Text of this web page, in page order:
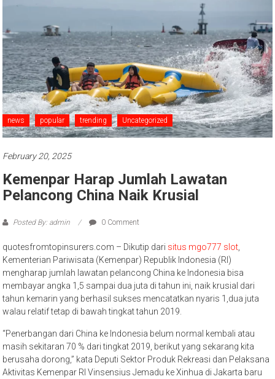
news popular trending Uncategorized
February 20, 2025
Kemenpar Harap Jumlah Lawatan
Pelancong China Naik Krusial
Posted By: admin 0 Comment
quotesfromtopinsurers.com – Dikutip dari situs mgo777 slot
Kementerian Pariwisata (Kemenpar) Republik Indonesia (RI)
mengharap jumlah lawatan pelancong China ke Indonesia bisa
membayar angka 1,5 sampai dua juta di tahun ini, naik krusial dari
tahun kemarin yang berhasil sukses mencatatkan nyaris 1,dua juta
walau relatif tetap di bawah tingkat tahun 2019.
“Penerbangan dari China ke Indonesia belum normal kembali atau
masih sekitaran 70 % dari tingkat 2019, berikut yang sekarang kita
berusaha dorong,” kata Deputi Sektor Produk Rekreasi dan Pelaksana
Aktivitas Kemenpar RI Vinsensius Jemadu ke Xinhua di Jakarta baru